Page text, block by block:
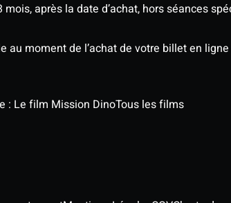
après la date d’achat, hors séances
moment de l’achat de votre billet en
: Le film Mission DinoTous les films